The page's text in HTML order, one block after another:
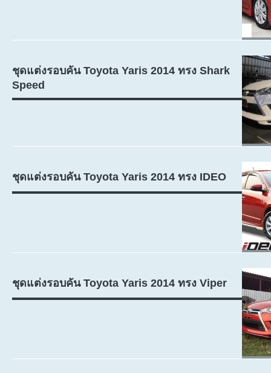
ชุดแต่งรอบคัน Toyota Yaris 2014 ทรง Shark
Speed
ชุดแต่งรอบคัน Toyota Yaris 2014 ทรง IDEO
ชุดแต่งรอบคัน Toyota Yaris 2014 ทรง Viper